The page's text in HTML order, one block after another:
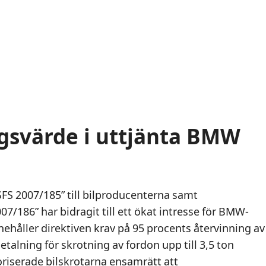
i uttjänta BMW
2007/185” till bilproducenterna samt
186” har bidragit till ett ökat intresse för BMW-
direktiven krav på 95 procents återvinning av
för skrotning av fordon upp till 3,5 ton
bilskrotarna ensamrätt att